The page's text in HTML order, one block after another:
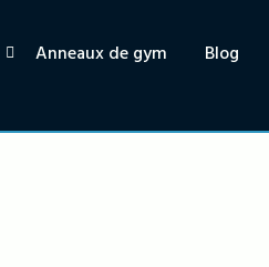
Anneaux de gym Blog